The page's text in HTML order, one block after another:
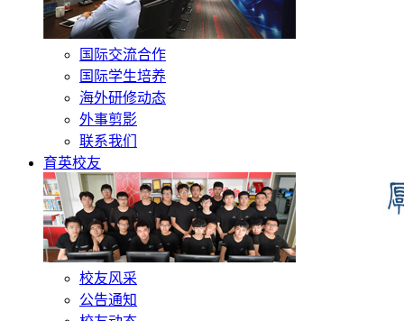
国际交流合作
国际学生培养
海外研修动态
外事剪影
联系我们
育英校友
校友风采
公告通知